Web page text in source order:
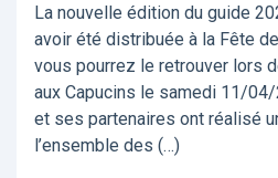
La nouvelle édition du guide
avoir été distribuée à la Fête
vous pourrez le retrouver lors
aux Capucins le samedi 11/
et ses partenaires ont réalisé
l’ensemble des (…)